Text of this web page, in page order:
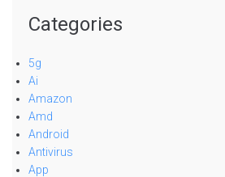
Categories
5g
Ai
Amazon
Amd
Android
Antivirus
App